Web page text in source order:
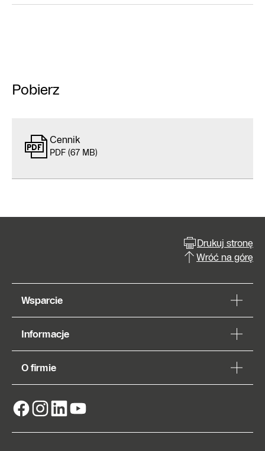
Pobierz
Cennik
PDF (67 MB)
Drukuj stronę
Wróć na górę
Wsparcie
Informacje
O firmie